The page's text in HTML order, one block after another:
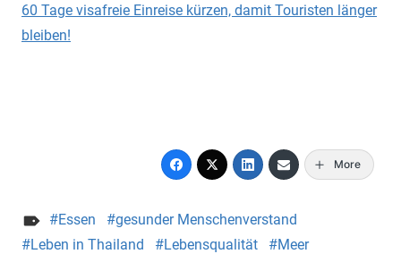
60 Tage visafreie Einreise kürzen, damit Touristen länger
bleiben!
More
Essen
gesunder Menschenverstand
Leben in Thailand
Lebensqualität
Meer